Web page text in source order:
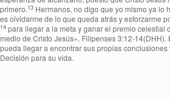
primero.13 Hermanos, no digo que yo mismo ya lo
es olvidarme de lo que queda atrás y esforzarme
14 para llegar a la meta y ganar el premio celestial
medio de Cristo Jesús». Filipenses 3:12-14(DHH).
pueda llegar a encontrar sus propias
Decisión para su vida.